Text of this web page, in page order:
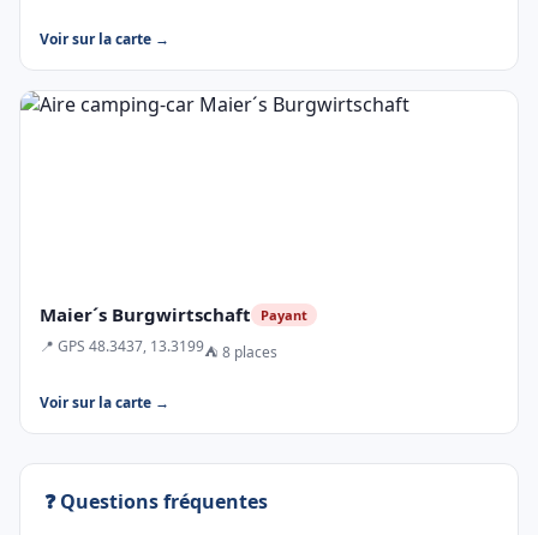
Voir sur la carte →
Maier´s Burgwirtschaft Payant
📍 GPS 48.3437, 13.3199⛺ 8 places
Voir sur la carte →
❓ Questions fréquentes